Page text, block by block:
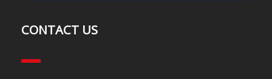
CONTACT US